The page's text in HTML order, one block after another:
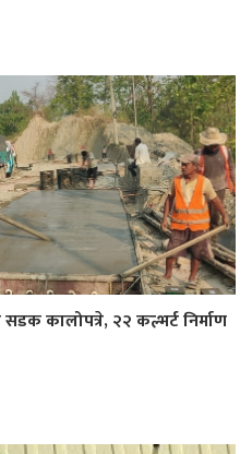
कालोपत्रे, २२ कल्भर्ट निर्माण